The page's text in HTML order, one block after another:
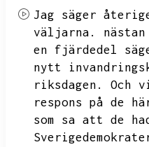
Jag säger
väljarna.
en fjärdedel
nytt
riksdagen.
Och
respons på de
som sa att de